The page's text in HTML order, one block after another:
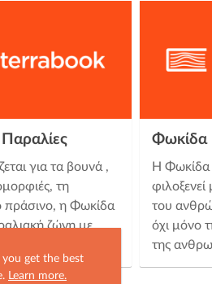
you get the best
Learn more.
για τα βουνά ,
τη
πράσινο, η Φωκίδα
ζώνη με
Φωκίδα
Η Φωκίδα
φιλοξενεί
του
όχι μόνο
της